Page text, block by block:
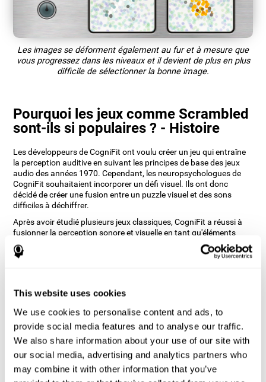
This website uses cookies
We use cookies to personalise content and ads, to
provide social media features and to analyse our traffic.
We also share information about your use of our site with
our social media, advertising and analytics partners who
may combine it with other information that you’ve
Les images se déforment également au fur et à mesure que
vous progressez dans les niveaux et il devient de plus en plus
difficile de sélectionner la bonne image.
Pourquoi les jeux comme Scrambled
sont-ils si populaires ? - Histoire
Les développeurs de CogniFit ont voulu créer un jeu qui entraîne
la perception auditive en suivant les principes de base des jeux
audio des années 1970. Cependant, les neuropsychologues de
CogniFit souhaitaient incorporer un défi visuel. Ils ont donc
décidé de créer une fusion entre un puzzle visuel et des sons
difficiles à déchiffrer.
Après avoir étudié plusieurs jeux classiques, CogniFit a réussi à
fusionner la perception sonore et visuelle en tant qu'éléments
principaux et, en plus, a pu incorporer l'attention focalisée de
manière à ce qu'elle puisse être entraînée simultanément.
Comment le jeu mental Scrambled
améliore-t-il mes capacités
cognitives ?
Utiliser des jeux comme Scrambled de CogniFit stimule un modèle
d'activation neuronale spécifique. Une stimulation constante de
nos compétences peut contribuer à la création de nouvelles